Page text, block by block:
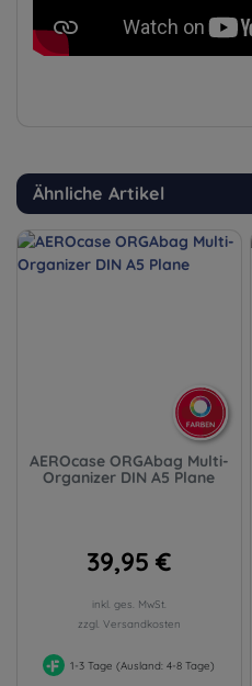
Ähnliche Artikel
AEROcase ORGAbag Multi-
Organizer DIN A5 Plane
39,95 €
inkl. ges. MwSt.
zzgl. Versandkosten
1-3 Tage (Ausland: 4-8 Tage)